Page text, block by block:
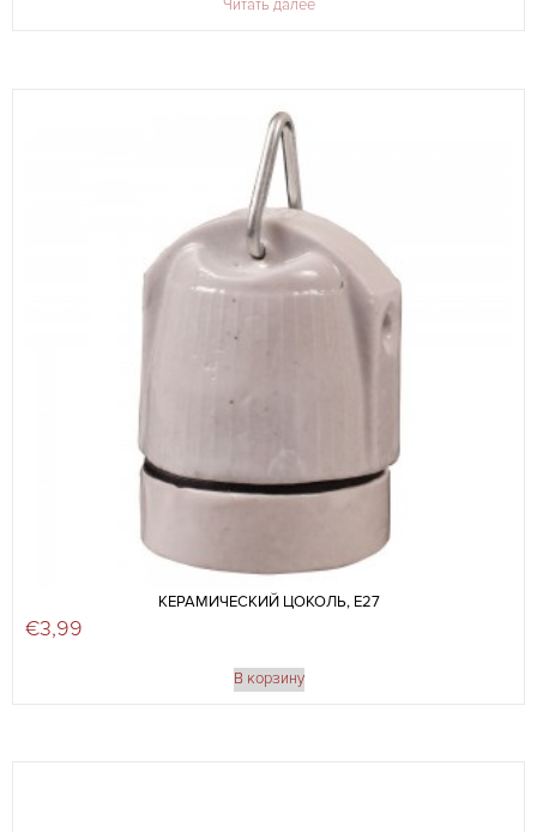
Читать далее
КЕРАМИЧЕСКИЙ ЦОКОЛЬ, E27
€3,99
В корзину